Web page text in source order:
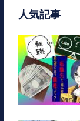
人気記事